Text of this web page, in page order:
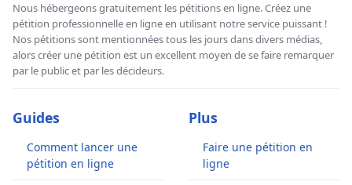
Nous hébergeons gratuitement les pétitions en ligne. Créez une
pétition professionnelle en ligne en utilisant notre service puissant !
Nos pétitions sont mentionnées tous les jours dans divers médias,
alors créer une pétition est un excellent moyen de se faire remarquer
par le public et par les décideurs.
Guides
Comment lancer une
pétition en ligne
Plus
Faire une pétition en
ligne